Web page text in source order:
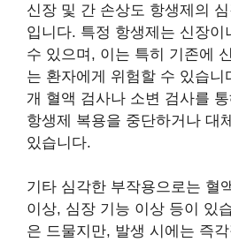
신장 및 간 손상도 항생제의
입니다. 특정 항생제는 신장
수 있으며, 이는 특히 기존에
는 환자에게 위험할 수 있습니
개 혈액 검사나 소변 검사를
항생제 복용을 중단하거나 대
있습니다.
기타 심각한 부작용으로는 혈
이상, 심장 기능 이상 등이 있
은 드물지만, 발생 시에는 즉